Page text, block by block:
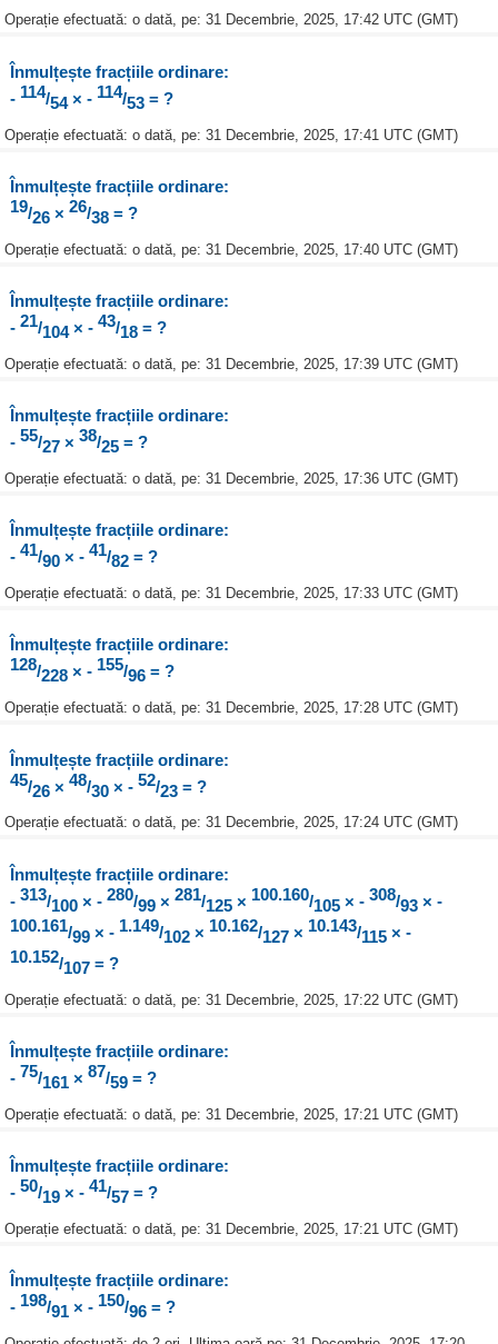
Operație efectuată: o dată, pe: 31 Decembrie, 2025, 17:42 UTC (GMT)
Înmulțește fracțiile ordinare:
- 114/54 × - 114/53= ?
Operație efectuată: o dată, pe: 31 Decembrie, 2025, 17:41 UTC (GMT)
Înmulțește fracțiile ordinare:
19/26× 26/38= ?
Operație efectuată: o dată, pe: 31 Decembrie, 2025, 17:40 UTC (GMT)
Înmulțește fracțiile ordinare:
- 21/104 × - 43/18= ?
Operație efectuată: o dată, pe: 31 Decembrie, 2025, 17:39 UTC (GMT)
Înmulțește fracțiile ordinare:
- 55/27× 38/25= ?
Operație efectuată: o dată, pe: 31 Decembrie, 2025, 17:36 UTC (GMT)
Înmulțește fracțiile ordinare:
- 41/90× - 41/82= ?
Operație efectuată: o dată, pe: 31 Decembrie, 2025, 17:33 UTC (GMT)
Înmulțește fracțiile ordinare:
128/228× - 155/96= ?
Operație efectuată: o dată, pe: 31 Decembrie, 2025, 17:28 UTC (GMT)
Înmulțește fracțiile ordinare:
45/26× 48/30× - 52/23= ?
Operație efectuată: o dată, pe: 31 Decembrie, 2025, 17:24 UTC (GMT)
Înmulțește fracțiile ordinare:
- 313/100× - 280/99× 281/125× 100.160/105× - 308/93× -
100.161/99× - 1.149/102× 10.162/127× 10.143/115× -
10.152/107= ?
Operație efectuată: o dată, pe: 31 Decembrie, 2025, 17:22 UTC (GMT)
Înmulțește fracțiile ordinare:
- 75/161 × 87/59= ?
Operație efectuată: o dată, pe: 31 Decembrie, 2025, 17:21 UTC (GMT)
Înmulțește fracțiile ordinare:
- 50/19× - 41/57= ?
Operație efectuată: o dată, pe: 31 Decembrie, 2025, 17:21 UTC (GMT)
Înmulțește fracțiile ordinare:
- 198/91 × - 150/96= ?